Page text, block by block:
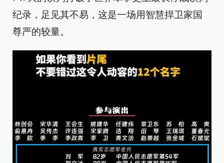
纪录，足见其不易，这是一场用智慧捍卫家国
尊严的较量。